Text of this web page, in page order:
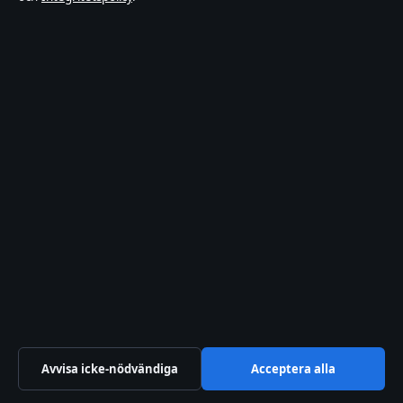
Bakom
© 2026 Tekniksektorn
Avvisa icke-nödvändiga Acceptera alla